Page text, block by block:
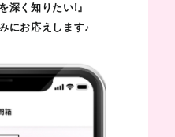
深く知りたい!』
にお応えします♪